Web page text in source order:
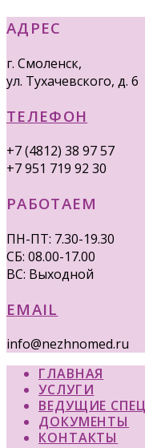
АДРЕС
г. Смоленск,
ул. Тухачевского, д. 6
ТЕЛЕФОН
+7 (4812) 38 97 57
+7 951 719 92 30
РАБОТАЕМ
ПН-ПТ: 7.30-19.30
СБ: 08.00-17.00
ВС: Выходной
EMAIL
info@nezhnomed.ru
ГЛАВНАЯ
УСЛУГИ
ВЕДУЩИЕ
ДОКУМЕНТЫ
КОНТАКТЫ